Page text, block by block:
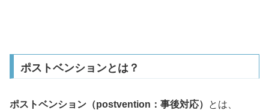
ポストベンションとは？
ポストベンション（postvention：事後対応）
とは、